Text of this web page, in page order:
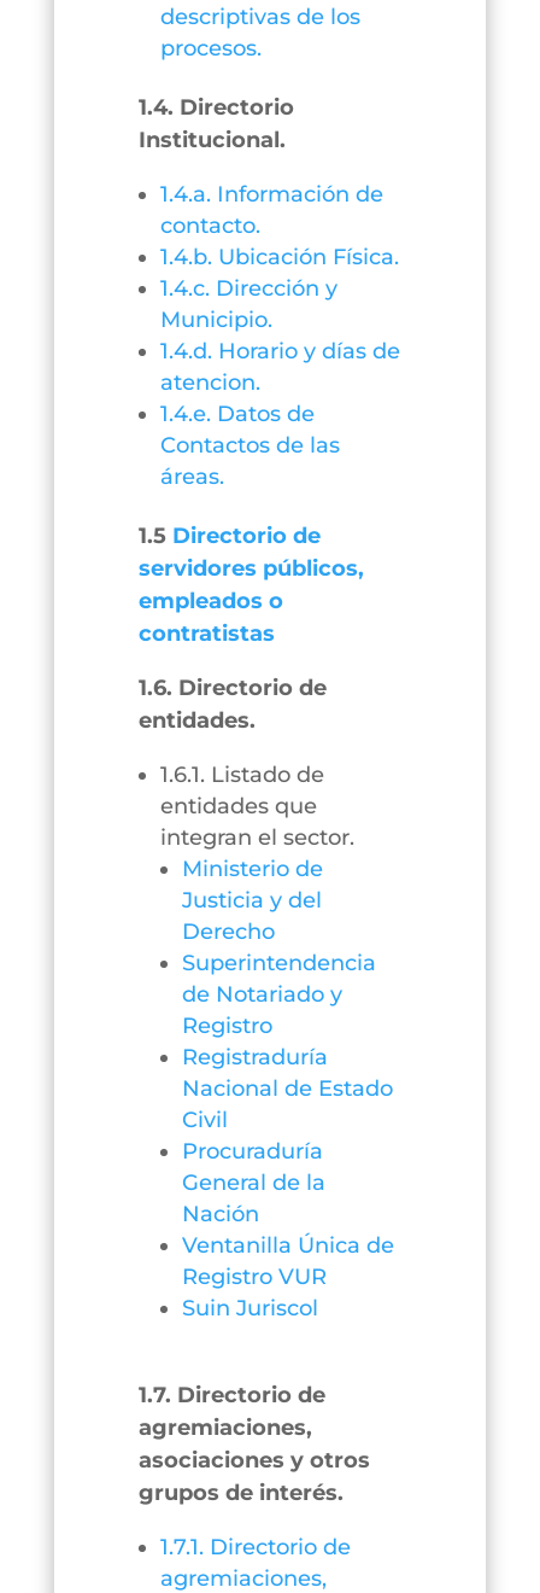
descriptivas de los
procesos.
1.4. Directorio
Institucional.
1.4.a. Información de
contacto.
1.4.b. Ubicación Física.
1.4.c. Dirección y
Municipio.
1.4.d. Horario y días de
atencion.
1.4.e. Datos de
Contactos de las
áreas.
1.5 Directorio de
servidores públicos,
empleados o
contratistas
1.6. Directorio de
entidades.
1.6.1. Listado de
entidades que
integran el sector.
Ministerio de
Justicia y del
Derecho
Superintendencia
de Notariado y
Registro
Registraduría
Nacional de Estado
Civil
Procuraduría
General de la
Nación
Ventanilla Única de
Registro VUR
Suin Juriscol
1.7. Directorio de
agremiaciones,
asociaciones y otros
grupos de interés.
1.7.1. Directorio de
agremiaciones,